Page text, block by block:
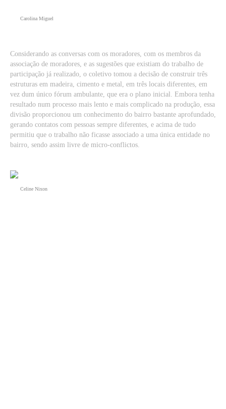
Carolina Miguel
Considerando as conversas com os moradores, com os membros da
associação de moradores, e as sugestões que existiam do trabalho de
participação já realizado, o coletivo tomou a decisão de construir três
estruturas em madeira, cimento e metal, em três locais diferentes, em
vez dum único fórum ambulante, que era o plano inicial. Embora tenha
resultado num processo mais lento e mais complicado na produção, essa
divisão proporcionou um conhecimento do bairro bastante aprofundado,
gerando contatos com pessoas sempre diferentes, e acima de tudo
permitiu que o trabalho não ficasse associado a uma única entidade no
bairro, sendo assim livre de micro-conflictos.
Celine Nixon